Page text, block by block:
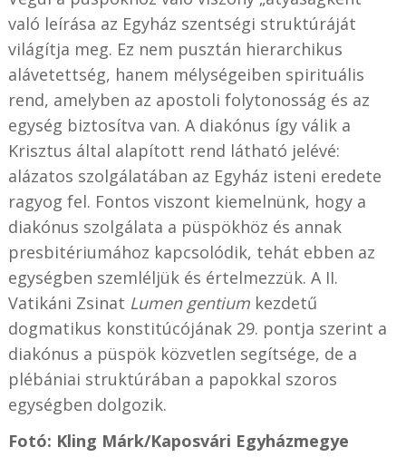
való leírása az Egyház szentségi struktúráját
világítja meg. Ez nem pusztán hierarchikus
alávetettség, hanem mélységeiben spirituális
rend, amelyben az apostoli folytonosság és az
egység biztosítva van. A diakónus így válik a
Krisztus által alapított rend látható jelévé:
alázatos szolgálatában az Egyház isteni eredete
ragyog fel. Fontos viszont kiemelnünk, hogy a
diakónus szolgálata a püspökhöz és annak
presbitériumához kapcsolódik, tehát ebben az
egységben szemléljük és értelmezzük. A II.
Vatikáni Zsinat Lumen gentiumkezdetű
dogmatikus konstitúcójának 29. pontja szerint a
diakónus a püspök közvetlen segítsége, de a
plébániai struktúrában a papokkal szoros
egységben dolgozik.
Fotó: Kling Márk/Kaposvári Egyházmegye